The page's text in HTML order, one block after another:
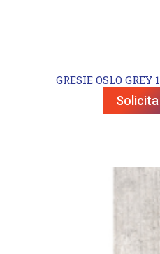
GRESIE OSLO GREY